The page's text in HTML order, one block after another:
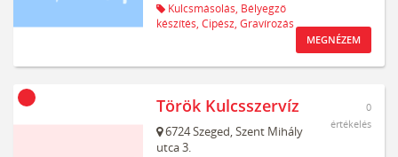
Kulcsmásolás, Bélyegző
készítés, Cipész, Gravírozás
MEGNÉZEM
Török Kulcsszervíz
6724Szeged,Szent Mihály
utca 3.
0
értékelés